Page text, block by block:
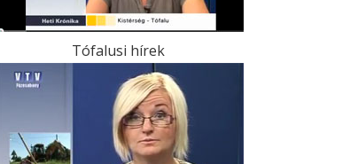
Tófalusi hírek